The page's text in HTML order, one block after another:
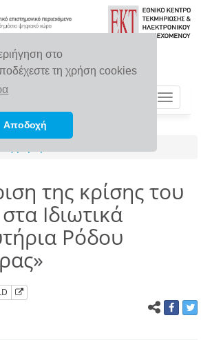
στο
τη χρήση cookies
Αποδοχή
Toggle
της κρίσης του
Ιδιωτικά
Ρόδου